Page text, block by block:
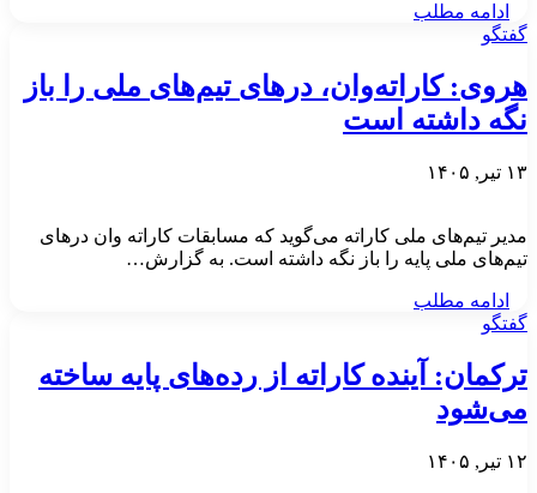
ادامه مطلب
گفتگو
هروی: کاراته‌وان، درهای تیم‌های ملی را باز
نگه داشته است
۱۳ تیر, ۱۴۰۵
مدیر تیم‌های ملی کاراته می‌گوید که مسابقات کاراته وان درهای
تیم‌های ملی پایه را باز نگه داشته است. به گزارش…
ادامه مطلب
گفتگو
ترکمان: آینده کاراته از رده‌های پایه ساخته
می‌شود
۱۲ تیر, ۱۴۰۵